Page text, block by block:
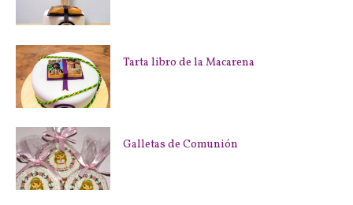
Tarta libro de la Macarena
Galletas de Comunión